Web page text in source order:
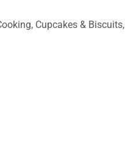
, Cupcakes & Biscuits,